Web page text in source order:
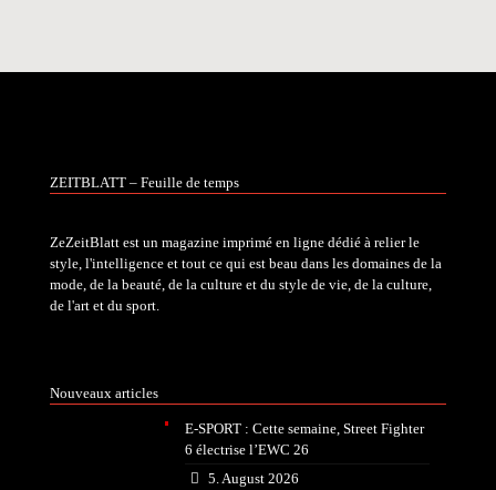
ZEITBLATT – Feuille de temps
ZeZeitBlatt est un magazine imprimé en ligne dédié à relier le
style, l'intelligence et tout ce qui est beau dans les domaines de la
mode, de la beauté, de la culture et du style de vie, de la culture,
de l'art et du sport.
Nouveaux articles
E-SPORT : Cette semaine, Street Fighter
6 électrise l’EWC 26
5. August 2026